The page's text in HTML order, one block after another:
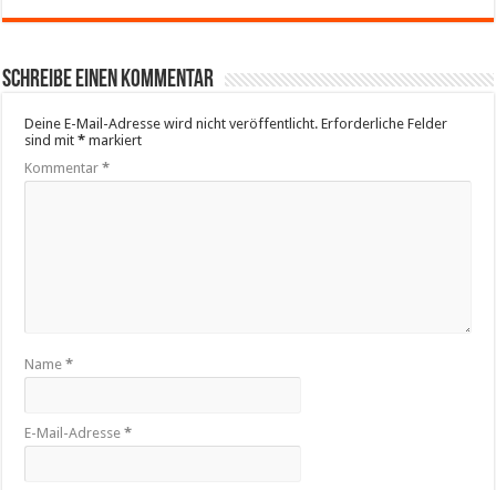
Schreibe einen Kommentar
Deine E-Mail-Adresse wird nicht veröffentlicht. Erforderliche Felder
sind mit* markiert
Kommentar*
Name*
E-Mail-Adresse*